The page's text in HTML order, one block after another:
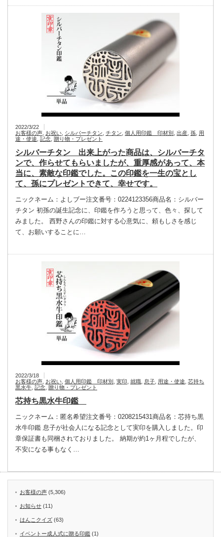
2022/3/22
お客様の声 お祝い シルバーチタン チタン 個人用印鑑 印材別 出産 孫 用
途・使途 記念 贈り物・プレゼント
シルバーチタン 出来上がった商品は、シルバーチタ
ンで、作らせてもらいましたが、重厚感があって、本
当に、素敵な印鑑でした。この印鑑を一生の宝とし
て、孫にプレゼントできて、幸せです。
ニックネーム：よしブー注文番号：0224123356商品名：シルバー
チタン 初孫の誕生記念に、印鑑を作ろうと思って、色々、探して
みました。 西野さんの印鑑に対する心意気に、頼もしさを感じ
て、お願いすることに…
2022/3/18
お客様の声 お祝い 個人用印鑑 印材別 実印 就職 息子 用途・使途 芯持ち
黒水牛 記念 贈り物・プレゼント
芯持ち黒水牛印鑑
ニックネーム：匿名希望注文番号：0208215431商品名：芯持ち黒
水牛印鑑 息子が社会人になる記念として実印を購入しました。印
章保証書も同梱されておりました。 納期が約1ヶ月程でしたが、
不安になる事もなく…
お客様の声 (5,306)
お知らせ (11)
はんこクイズ (63)
イベントー成人式に贈る印鑑 (1)